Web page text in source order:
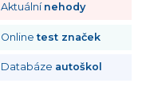
Aktuální nehody
Onlinetest značek
Databáze autoškol